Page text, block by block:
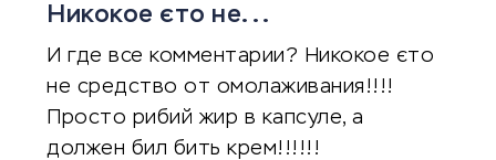
Никокое єто не...
И где все комментарии? Никокое єто
не средство от омолаживания!!!!
Просто рибий жир в капсуле, а
должен бил бить крем!!!!!!